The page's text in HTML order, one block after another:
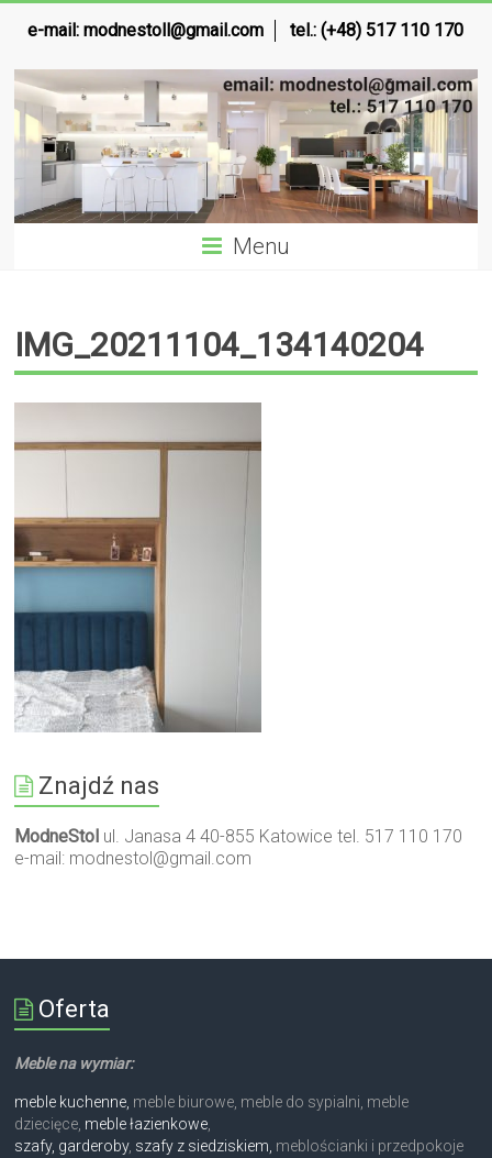
e-mail:modnestoll@gmail.com tel.: (+48) 517 110 170
Menu
IMG_20211104_134140204
Znajdź nas
ModneStol ul. Janasa 4 40-855 Katowice tel. 517 110 170
e-mail: modnestol@gmail.com
Oferta
Meble na wymiar:
meble kuchenne, meble biurowe, meble do sypialni, meble
dziecięce, meble łazienkowe,
szafy, garderoby, szafy z siedziskiem, meblościanki i przedpokoje